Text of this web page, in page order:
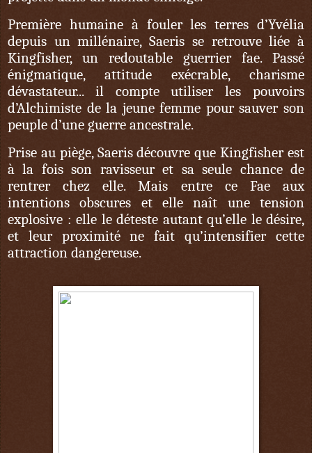
Première humaine à fouler les terres d’Yvélia
depuis un millénaire, Saeris se retrouve liée à
Kingfisher, un redoutable guerrier fae. Passé
énigmatique, attitude exécrable, charisme
dévastateur... il compte utiliser les pouvoirs
d’Alchimiste de la jeune femme pour sauver son
peuple d’une guerre ancestrale.
Prise au piège, Saeris découvre que Kingfisher est
à la fois son ravisseur et sa seule chance de
rentrer chez elle. Mais entre ce Fae aux
intentions obscures et elle naît une tension
explosive : elle le déteste autant qu’elle le désire,
et leur proximité ne fait qu’intensifier cette
attraction dangereuse.